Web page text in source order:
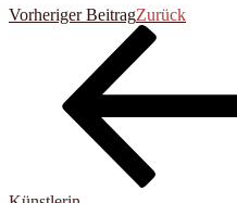
Vorheriger BeitragZurück